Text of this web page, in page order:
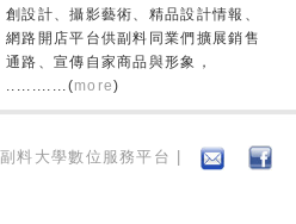
創設計、攝影藝術、精品設計情報、
網路開店平台供副料同業們擴展銷售
通路、宣傳自家商品與形象，
............(more)
副料大學數位服務平台 |